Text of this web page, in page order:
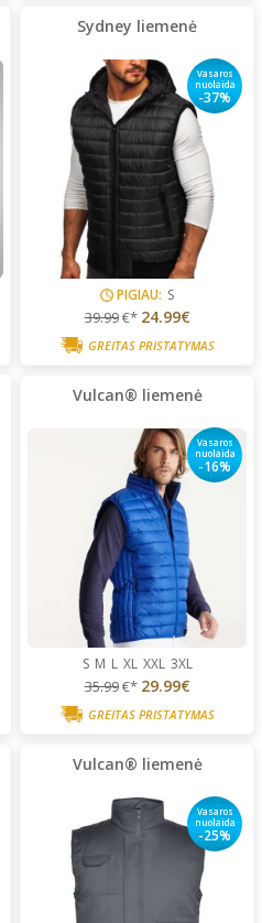
Sydney liemenė
Vasaros
nuolaida
-37%
PIGIAU: S
39.99€* 24.99€
GREITAS PRISTATYMAS
Vulcan® liemenė
Vasaros
nuolaida
-16%
S M L XL XXL 3XL
35.99€* 29.99€
GREITAS PRISTATYMAS
Vulcan® liemenė
Vasaros
nuolaida
-25%